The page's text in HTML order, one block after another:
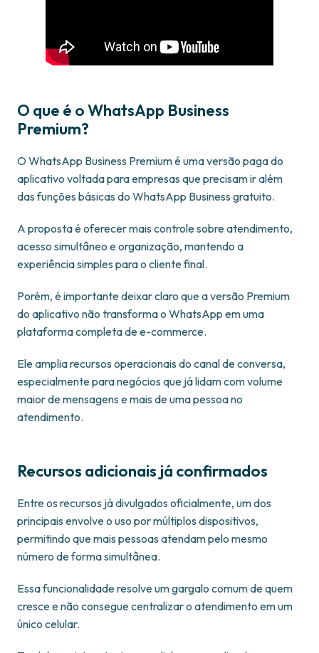
O que é o WhatsApp Business
Premium?
O WhatsApp Business Premium é uma versão paga do
aplicativo voltada para empresas que precisam ir além
das funções básicas do WhatsApp Business gratuito.
A proposta é oferecer mais controle sobre atendimento,
acesso simultâneo e organização, mantendo a
experiência simples para o cliente final.
Porém, é importante deixar claro que a versão Premium
do aplicativo não transforma o WhatsApp em uma
plataforma completa de e-commerce.
Ele amplia recursos operacionais do canal de conversa,
especialmente para negócios que já lidam com volume
maior de mensagens e mais de uma pessoa no
atendimento.
Recursos adicionais já confirmados
Entre os recursos já divulgados oficialmente, um dos
principais envolve o uso por múltiplos dispositivos,
permitindo que mais pessoas atendam pelo mesmo
número de forma simultânea.
Essa funcionalidade resolve um gargalo comum de quem
cresce e não consegue centralizar o atendimento em um
único celular.